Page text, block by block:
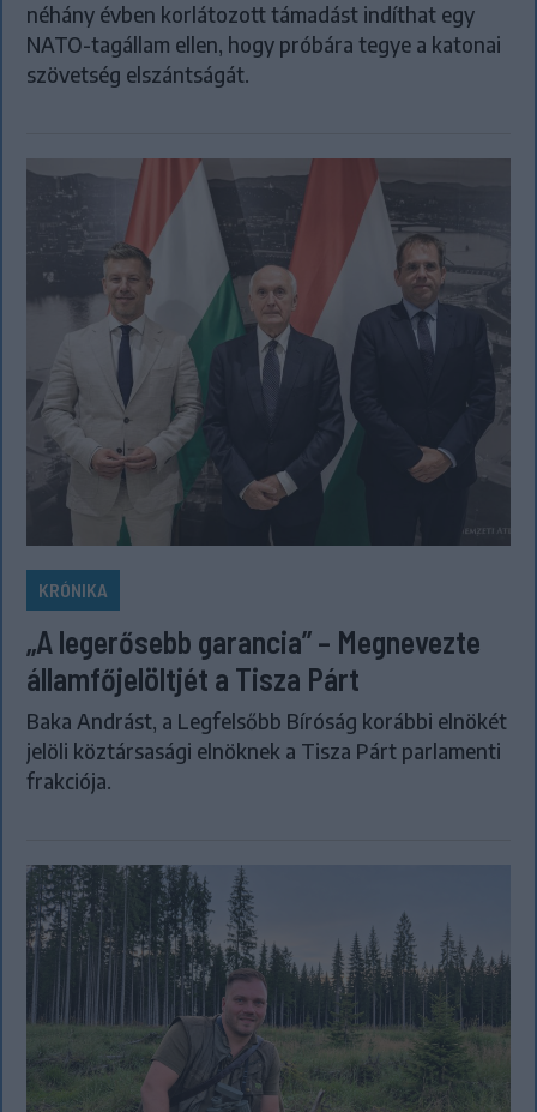
néhány évben korlátozott támadást indíthat egy
NATO-tagállam ellen, hogy próbára tegye a katonai
szövetség elszántságát.
KRÓNIKA
„A legerősebb garancia” – Megnevezte
államfőjelöltjét a Tisza Párt
Baka Andrást, a Legfelsőbb Bíróság korábbi elnökét
jelöli köztársasági elnöknek a Tisza Párt parlamenti
frakciója.